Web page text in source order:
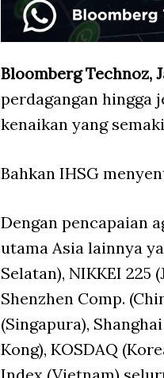
Bloomberg Technoz,
perdagangan hingga
kenaikan yang
Bahkan IHSG
Dengan pencapaian
utama Asia lainnya
Selatan), NIKKEI 225
Shenzhen Comp.
(Singapura),
Kong), KOSDAQ